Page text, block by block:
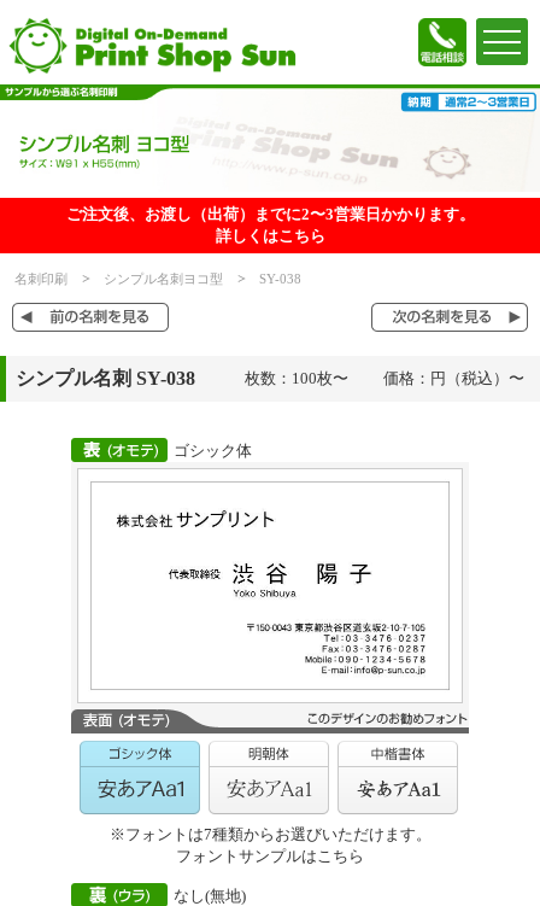
ご注文後、お渡し（出荷）までに2〜3営業日かかります。
詳しくはこちら
名刺印刷 シンプル名刺ヨコ型 SY-038
シンプル名刺 SY-038 枚数：100枚〜 価格：円（税込）〜
ゴシック体
※フォントは7種類からお選びいただけます。
フォントサンプルはこちら
なし(無地)